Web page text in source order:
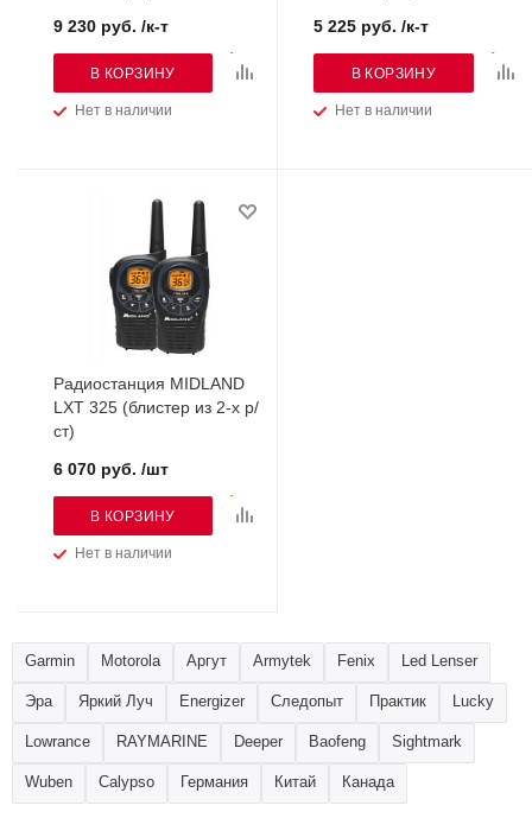
Нет в наличии
9 230 руб. /к-т
В КОРЗИНУ
Нет в наличии
5 225 руб. /к-т
В КОРЗИНУ
Радиостанция MIDLAND
LXT 325 (блистер из 2-х р/
ст)
Нет в наличии
6 070 руб. /шт
В КОРЗИНУ
Garmin Motorola Аргут Armytek Fenix Led Lenser
Эра Яркий Луч Energizer Следопыт Практик Lucky
Lowrance RAYMARINE Deeper Baofeng Sightmark
Wuben Calypso Германия Китай Канада